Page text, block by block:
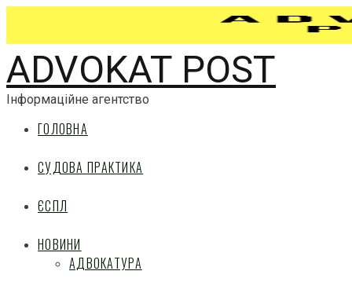
ADVOKAT POST
Інформаційне агентство
ГОЛОВНА
СУДОВА ПРАКТИКА
ЄСПЛ
НОВИНИ
АДВОКАТУРА